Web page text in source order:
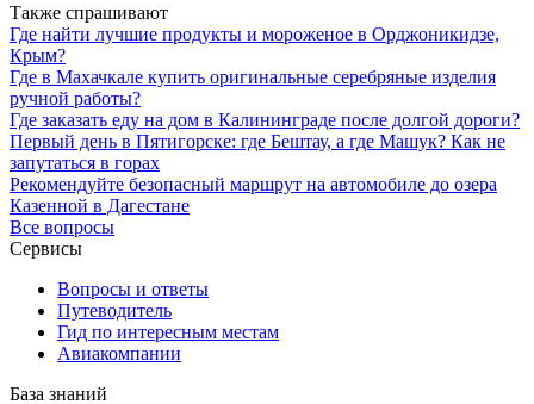
Также спрашивают
Где найти лучшие продукты и мороженое в Орджоникидзе,
Крым?
Где в Махачкале купить оригинальные серебряные изделия
ручной работы?
Где заказать еду на дом в Калининграде после долгой дороги?
Первый день в Пятигорске: где Бештау, а где Машук? Как не
запутаться в горах
Рекомендуйте безопасный маршрут на автомобиле до озера
Казенной в Дагестане
Все вопросы
Сервисы
Вопросы и ответы
Путеводитель
Гид по интересным местам
Авиакомпании
База знаний